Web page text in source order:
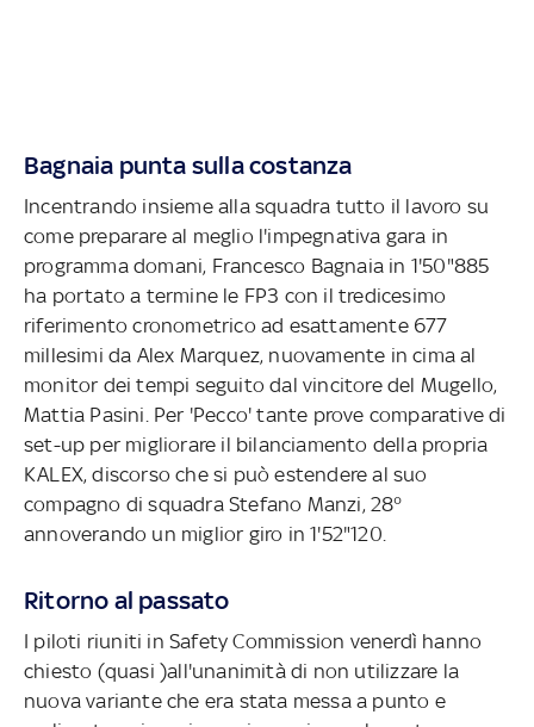
Bagnaia punta sulla costanza
Incentrando insieme alla squadra tutto il lavoro su
come preparare al meglio l'impegnativa gara in
programma domani, Francesco Bagnaia in 1'50"885
ha portato a termine le FP3 con il tredicesimo
riferimento cronometrico ad esattamente 677
millesimi da Alex Marquez, nuovamente in cima al
monitor dei tempi seguito dal vincitore del Mugello,
Mattia Pasini. Per 'Pecco' tante prove comparative di
set-up per migliorare il bilanciamento della propria
KALEX, discorso che si può estendere al suo
compagno di squadra Stefano Manzi, 28°
annoverando un miglior giro in 1'52"120.
Ritorno al passato
I piloti riuniti in Safety Commission venerdì hanno
chiesto (quasi )all'unanimità di non utilizzare la
nuova variante che era stata messa a punto e